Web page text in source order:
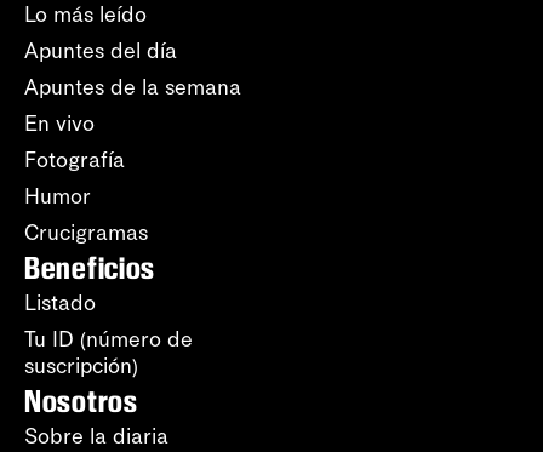
Lo más leído
Apuntes del día
Apuntes de la semana
En vivo
Fotografía
Humor
Crucigramas
Beneficios
Listado
Tu ID (número de
suscripción)
Nosotros
Sobre la diaria